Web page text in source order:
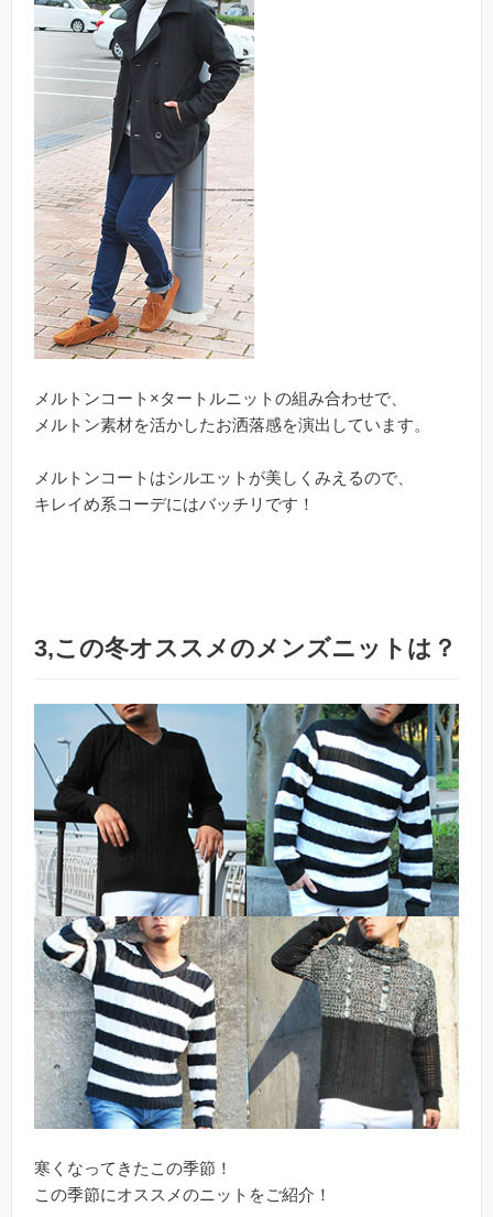
メルトンコート×タートルニットの組み合わせで、
メルトン素材を活かしたお洒落感を演出しています。
メルトンコートはシルエットが美しくみえるので、
キレイめ系コーデにはバッチリです！
3,この冬オススメのメンズニットは？
寒くなってきたこの季節！
この季節にオススメのニットをご紹介！